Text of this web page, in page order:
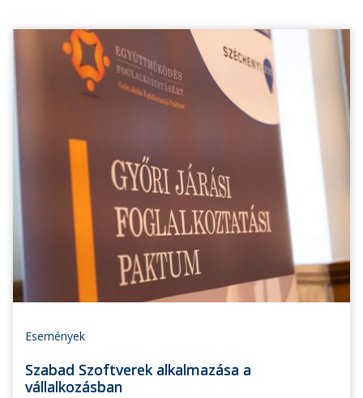
Események
Szabad Szoftverek alkalmazása a
vállalkozásban